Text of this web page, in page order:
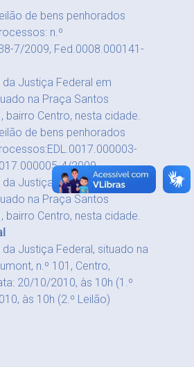
de bens penhorados
n.º
7/2009, Fed.0008.000141-
Justiça Federal em
na Praça Santos
bairro Centro, nesta cidade.
de bens penhorados
4/2009.
Justiça Federal em
na Praça Santos
bairro Centro, nesta cidade.
Justiça Federal, situado na
n.º 101, Centro,
20/10/2010, às 10h (1.º
às 10h (2.º Leilão)